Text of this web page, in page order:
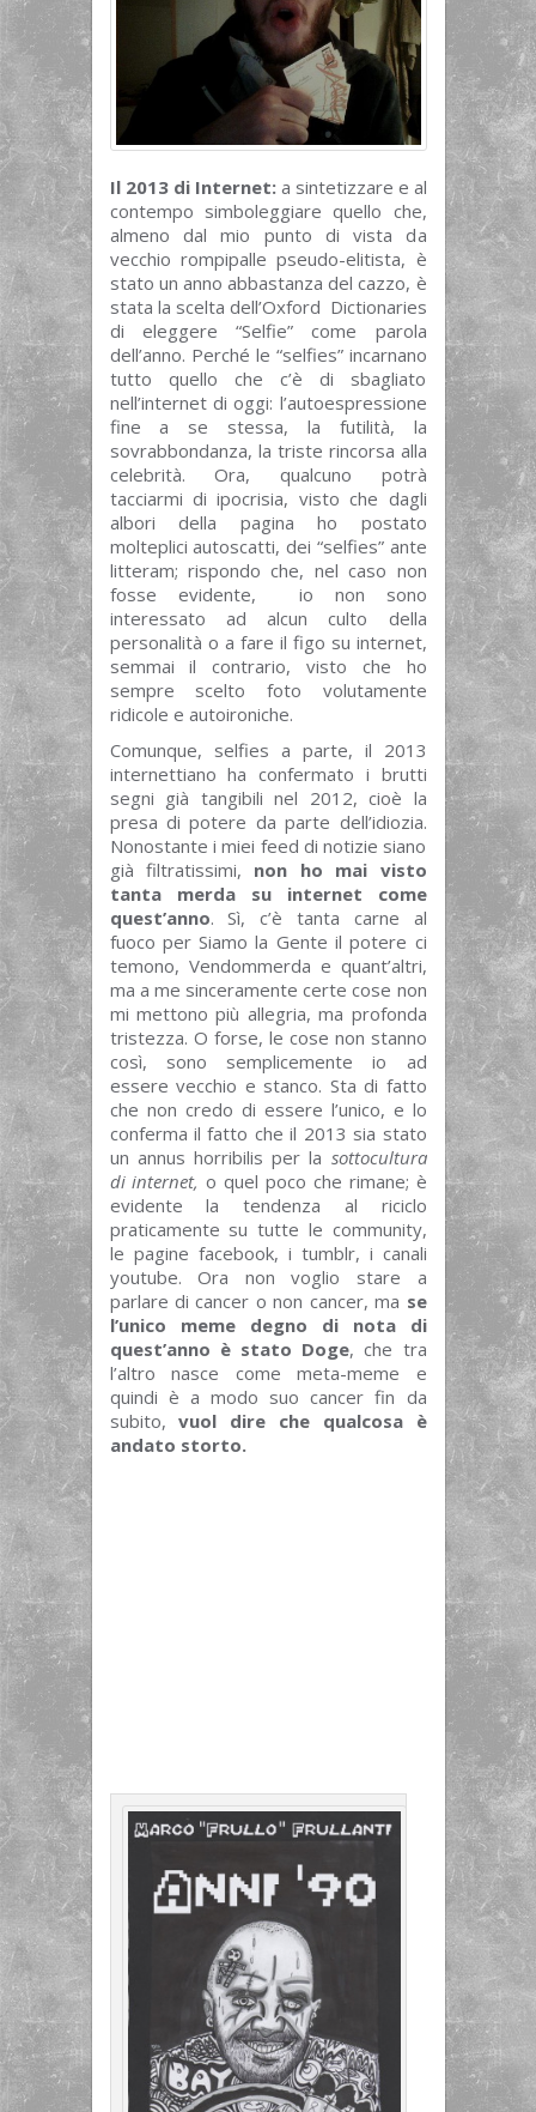
Il 2013 di Internet: a sintetizzare e al
contempo simboleggiare quello che,
almeno dal mio punto di vista da
vecchio rompipalle pseudo-elitista, è
stato un anno abbastanza del cazzo, è
stata la scelta dell’Oxford Dictionaries
di eleggere “Selfie” come parola
dell’anno. Perché le “selfies” incarnano
tutto quello che c’è di sbagliato
nell’internet di oggi: l’autoespressione
fine a se stessa, la futilità, la
sovrabbondanza, la triste rincorsa alla
celebrità. Ora, qualcuno potrà
tacciarmi di ipocrisia, visto che dagli
albori della pagina ho postato
molteplici autoscatti, dei “selfies” ante
litteram; rispondo che, nel caso non
fosse evidente, io non sono
interessato ad alcun culto della
personalità o a fare il figo su internet,
semmai il contrario, visto che ho
sempre scelto foto volutamente
ridicole e autoironiche.
Comunque, selfies a parte, il 2013
internettiano ha confermato i brutti
segni già tangibili nel 2012, cioè la
presa di potere da parte dell’idiozia.
Nonostante i miei feed di notizie siano
già filtratissimi, non ho mai visto
tanta merda su internet come
quest’anno. Sì, c’è tanta carne al
fuoco per Siamo la Gente il potere ci
temono, Vendommerda e quant’altri,
ma a me sinceramente certe cose non
mi mettono più allegria, ma profonda
tristezza. O forse, le cose non stanno
così, sono semplicemente io ad
essere vecchio e stanco. Sta di fatto
che non credo di essere l’unico, e lo
conferma il fatto che il 2013 sia stato
un annus horribilis per la sottocultura
di internet,o quel poco che rimane; è
evidente la tendenza al riciclo
praticamente su tutte le community,
le pagine facebook, i tumblr, i canali
youtube. Ora non voglio stare a
parlare di cancer o non cancer, ma se
l’unico meme degno di nota di
quest’anno è stato Doge, che tra
l’altro nasce come meta-meme e
quindi è a modo suo cancer fin da
subito,vuol dire che qualcosa è
andato storto.